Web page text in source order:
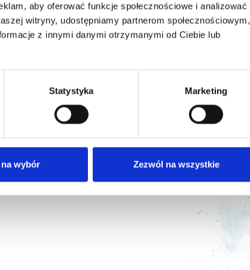
aby oferować funkcje społecznościowe i analizować
witryny, udostępniamy partnerom społecznościowym,
z innymi danymi otrzymanymi od Ciebie lub
Statystyka Marketing
wybór Zezwól na wszystkie
Zapoznałem się i akceptuję Regulamin oraz Politykę
Centrum Szkoleniowego Neuro Projekt*